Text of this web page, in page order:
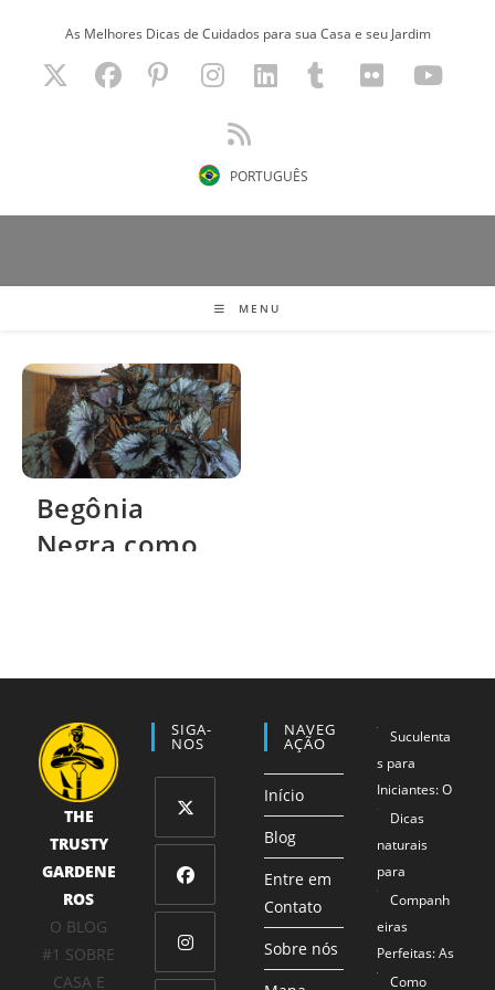
As Melhores Dicas de Cuidados para sua Casa e seu Jardim
PORTUGUÊS
MENU
Begônia
Negra como
THE
TRUSTY
GARDENE
ROS
O BLOG
#1 SOBRE
CASA E
SIGA-
NOS
Abre
uma
nova
Abre
uma
Abre
NAVEG
AÇÃO
Início
Blog
Entre em
Contato
Sobre nós
Suculenta
s para
Iniciantes: O
Método 1-2-
3 que
Garante
Sucesso
Mesmo para
Mãos Não
Tão Verdes
Dicas
naturais
para
proteger
seus
alimentos
Companh
eiras
Perfeitas: As
Combinaçõe
Como